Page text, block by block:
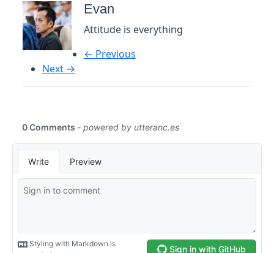
Evan
Attitude is everything
← Previous
Next →